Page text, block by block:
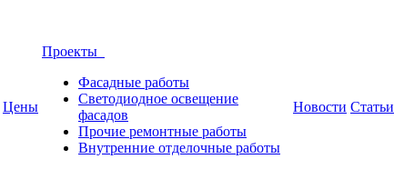
Цены
Проекты
Фасадные работы
Светодиодное освещение
фасадов
Прочие ремонтные работы
Внутренние отделочные работы
Новости Статьи